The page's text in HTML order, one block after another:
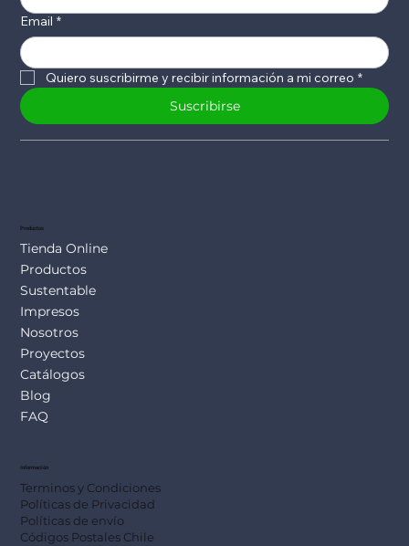
Email *
Quiero suscribirme y recibir información a mi correo *
Suscribirse
Productos
Tienda Online
Productos
Sustentable
Impresos
Nosotros
Proyectos
Catálogos
Blog
FAQ
Información
Terminos y Condiciones
Políticas de Privacidad
Políticas de envío
Códigos Postales Chile